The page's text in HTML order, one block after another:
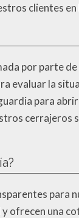
clientes en
por parte
evaluar la
para
cerrajeros
para
ofrecen una